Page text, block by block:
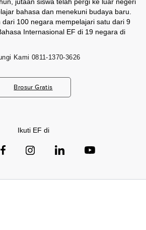
bahasa dan menekuni budaya baru.
dari 100 negara mempelajari satu dari 9
Internasional EF di 19 negara di
Kami 0811-1370-3626
Brosur Gratis
Ikuti EF di